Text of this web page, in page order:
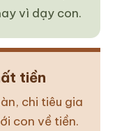
vì dạy con.
tiền
chi tiêu gia
con về tiền.